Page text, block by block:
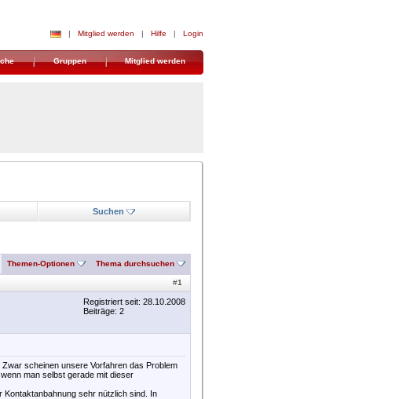
| Mitglied werden | Hilfe | Login
Gruppen Mitglied werden
Suchen
Themen-Optionen Thema durchsuchen
#1
Registriert seit: 28.10.2008
Beiträge: 2
scheinen unsere Vorfahren das Problem
man selbst gerade mit dieser
sehr nützlich sind. In